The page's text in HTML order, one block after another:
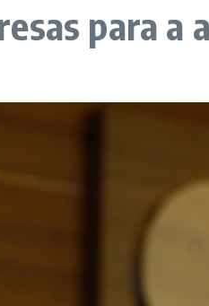
para a